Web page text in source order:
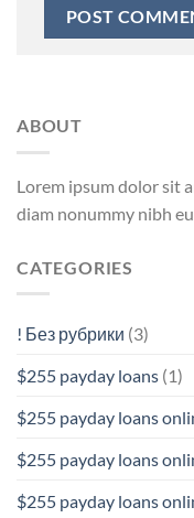
ABOUT
Lorem ipsum dolor sit
diam nonummy nibh
CATEGORIES
! Без рубрики (3)
$255 payday loans (1)
$255 payday loans
$255 payday loans
$255 payday loans